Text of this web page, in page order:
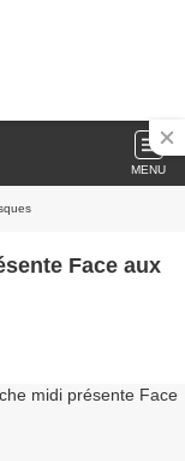
MENU
Face aux